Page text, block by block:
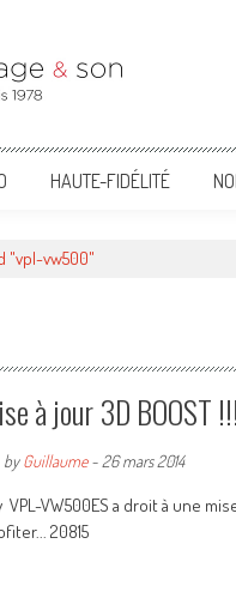
HAUTE-FIDÉLITÉ
"vpl-vw500"
à jour 3D BOOST !!!
byGuillaume- 26 mars 2014
VW500ES a droit à une
20815